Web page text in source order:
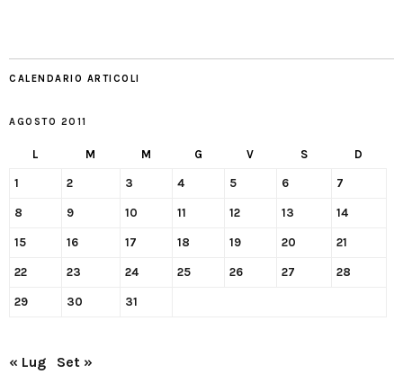
CALENDARIO ARTICOLI
AGOSTO 2011
L M M G V S D
1 2 3 4 5 6 7
8 9 10 11 12 13 14
15 16 17 18 19 20 21
22 23 24 25 26 27 28
29 30 31
« Lug Set »